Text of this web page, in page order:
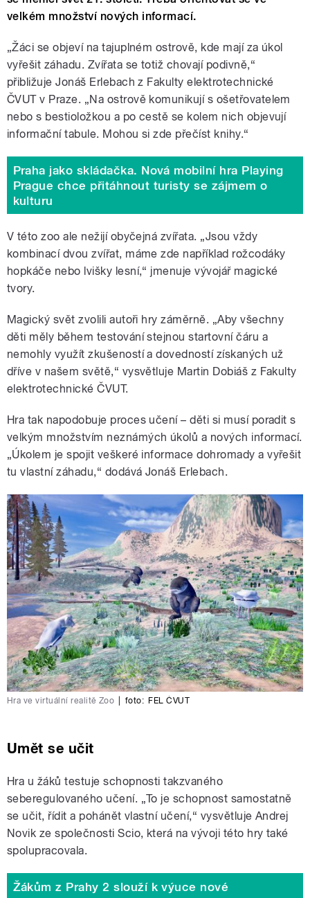
velkém množství nových informací.
„Žáci se objeví na tajuplném ostrově, kde mají za úkol
vyřešit záhadu. Zvířata se totiž chovají podivně,“
přibližuje Jonáš Erlebach z Fakulty elektrotechnické
ČVUT v Praze. „Na ostrově komunikují s ošetřovatelem
nebo s bestioložkou a po cestě se kolem nich objevují
informační tabule. Mohou si zde přečíst knihy.“
Praha jako skládačka. Nová mobilní hra Playing
Prague chce přitáhnout turisty se zájmem o
kulturu
V této zoo ale nežijí obyčejná zvířata. „Jsou vždy
kombinací dvou zvířat, máme zde například rožcodáky
hopkáče nebo lvišky lesní,“ jmenuje vývojář magické
tvory.
Magický svět zvolili autoři hry záměrně. „Aby všechny
děti měly během testování stejnou startovní čáru a
nemohly využít zkušeností a dovedností získaných už
dříve v našem světě,“ vysvětluje Martin Dobiáš z Fakulty
elektrotechnické ČVUT.
Hra tak napodobuje proces učení – děti si musí poradit s
velkým množstvím neznámých úkolů a nových informací.
„Úkolem je spojit veškeré informace dohromady a vyřešit
tu vlastní záhadu,“ dodává Jonáš Erlebach.
Hra ve virtuální realitě Zoo foto: FEL ČVUT
Umět se učit
Hra u žáků testuje schopnosti takzvaného
seberegulovaného učení. „To je schopnost samostatně
se učit, řídit a pohánět vlastní učení,“ vysvětluje Andrej
Novik ze společnosti Scio, která na vývoji této hry také
spolupracovala.
Žákům z Prahy 2 slouží k výuce nové